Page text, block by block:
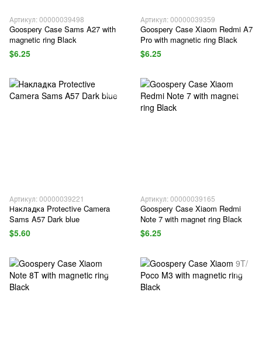
Артикул: 00000039498
Goospery Case Sams A27 with
magnetic ring Black
$6.25
Артикул: 00000039359
Goospery Case Xiaom Redmi A7
Pro with magnetic ring Black
$6.25
Артикул: 00000039221
Накладка Protective Camera
Sams A57 Dark blue
$5.60
Артикул: 00000039165
Goospery Case Xiaom Redmi
Note 7 with magnet ring Black
$6.25